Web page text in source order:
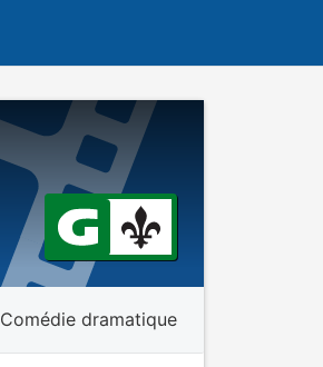
Comédie dramatique